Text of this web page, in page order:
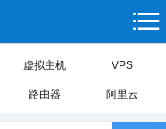
虚拟主机 VPS
路由器 阿里云